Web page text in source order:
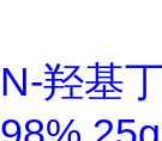
N-羟基